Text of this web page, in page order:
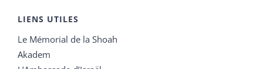
LIENS UTILES
Le Mémorial de la Shoah
Akadem